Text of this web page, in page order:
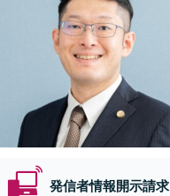
発信者情報開示請求